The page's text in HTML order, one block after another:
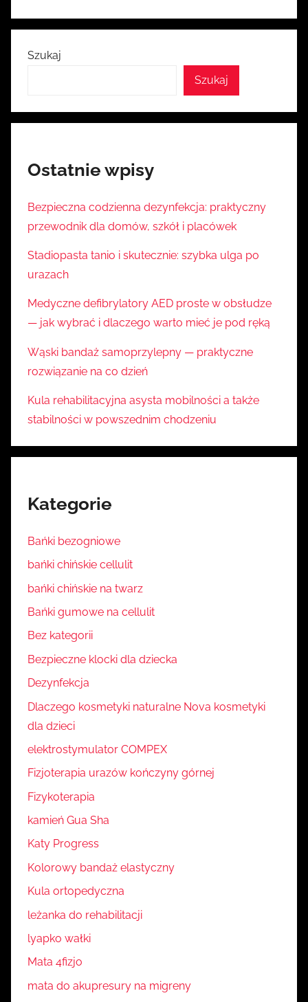
Szukaj
Szukaj
Ostatnie wpisy
Bezpieczna codzienna dezynfekcja: praktyczny
przewodnik dla domów, szkół i placówek
Stadiopasta tanio i skutecznie: szybka ulga po
urazach
Medyczne defibrylatory AED proste w obsłudze
— jak wybrać i dlaczego warto mieć je pod ręką
Wąski bandaż samoprzylepny — praktyczne
rozwiązanie na co dzień
Kula rehabilitacyjna asysta mobilności a także
stabilności w powszednim chodzeniu
Kategorie
Bańki bezogniowe
bańki chińskie cellulit
bańki chińskie na twarz
Bańki gumowe na cellulit
Bez kategorii
Bezpieczne klocki dla dziecka
Dezynfekcja
Dlaczego kosmetyki naturalne Nova kosmetyki
dla dzieci
elektrostymulator COMPEX
Fizjoterapia urazów kończyny górnej
Fizykoterapia
kamień Gua Sha
Katy Progress
Kolorowy bandaż elastyczny
Kula ortopedyczna
leżanka do rehabilitacji
lyapko wałki
Mata 4fizjo
mata do akupresury na migreny